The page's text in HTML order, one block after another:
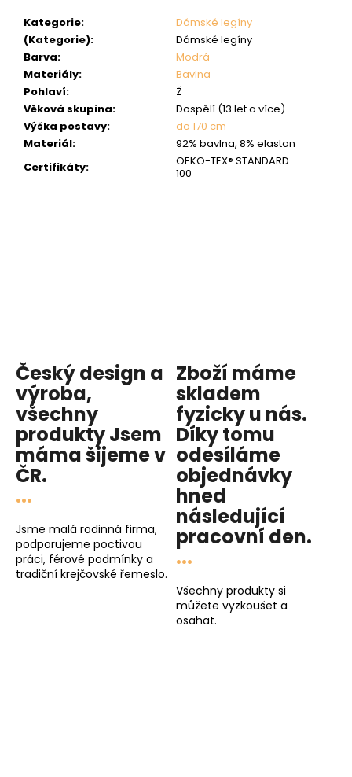
Kategorie:
Dámské legíny
(Kategorie):
Dámské legíny
Barva:
Modrá
Materiály:
Bavlna
Pohlaví:
Ž
Věková skupina:
Dospělí (13 let a více)
Výška postavy:
do 170 cm
Materiál:
92% bavlna, 8% elastan
Certifikáty:
OEKO-TEX® STANDARD
100
Český design a
výroba,
všechny
produktyJsem
mámašijeme v
ČR.
...
Jsme malá rodinná firma,
podporujeme poctivou
práci, férové podmínky a
tradiční krejčovské řemeslo.
Zboží máme
skladem
fyzicky u nás.
Díky tomu
odesíláme
objednávky
hned
následující
pracovní den.
...
Všechny produkty si
můžete vyzkoušet a
osahat.